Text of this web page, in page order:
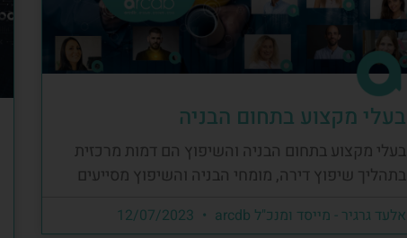
בעלי מקצוע בתחום הבניה
בעלי מקצוע בתחום הבניה והשיפוץ הם דמות מרכזית
בתהליך שיפוץ דירה, מומחי הבניה והשיפוץ מסייעים
אלעד גרגיר - מייסד ומנכ"ל arcdb